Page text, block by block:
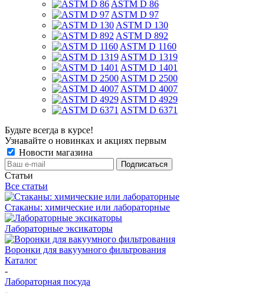
ASTM D 86
ASTM D 97
ASTM D 130
ASTM D 892
ASTM D 1160
ASTM D 1319
ASTM D 1401
ASTM D 2500
ASTM D 4007
ASTM D 4929
ASTM D 6371
Будьте всегда в курсе!
Узнавайте о новинках и акциях первым
Новости магазина
Статьи
Все статьи
Стаканы: химические или лабораторные
Лабораторные эксикаторы
Воронки для вакуумного фильтрования
Каталог
-
Лабораторная посуда